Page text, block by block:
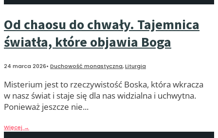
Od chaosu do chwały. Tajemnica
światła, które objawia Boga
24 marca 2026• Duchowość monastyczna,Liturgia
Misterium jest to rzeczywistość Boska, która wkracza
w nasz świat i staje się dla nas widzialna i uchwytna.
Ponieważ jeszcze nie...
Więcej →